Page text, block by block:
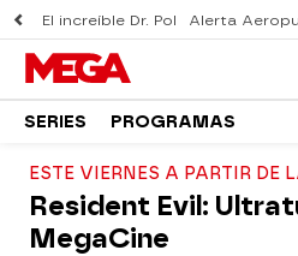
El increíble Dr. Pol Alerta
SERIES PROGRAMAS
ESTE VIERNES A PARTIR DE
Resident Evil:
MegaCine